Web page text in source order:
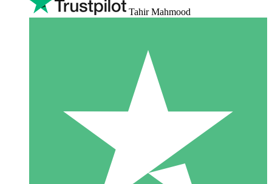
Tahir Mahmood